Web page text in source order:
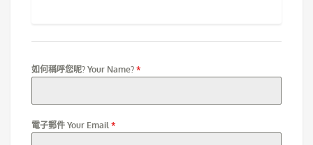
如何稱呼您呢? Your Name? *
電子郵件 Your Email *